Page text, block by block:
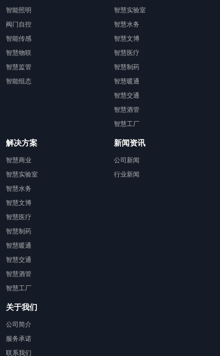
智能照明
阀门自控
智能传感
智慧物联
智慧监管
智能组态
智慧实验室
智慧水务
智慧文博
智慧医疗
智慧制药
智慧暖通
智慧交通
智慧酒管
智慧工厂
解决方案
智慧商业
智慧实验室
智慧水务
智慧文博
智慧医疗
智慧制药
智慧暖通
智慧交通
智慧酒管
智慧工厂
新闻资讯
公司新闻
行业新闻
关于我们
公司简介
服务承诺
联系我们